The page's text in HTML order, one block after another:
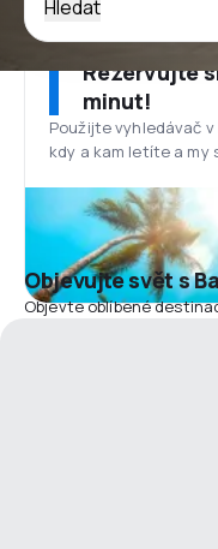
Hledat
Rezervujte
minut!
Použijte vyhledávač
kdy a kam letíte a my
Objevujte svět s
Objevte oblíbené